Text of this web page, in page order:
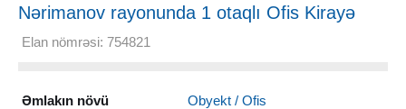
Nərimanov rayonunda 1 otaqlı Ofis Kirayə
verilir, 50 m²
Elan nömrəsi: 754821
Əmlakın növü Obyekt / Ofis